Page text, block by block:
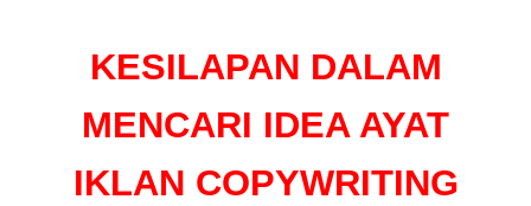
KESILAPAN DALAM
MENCARI IDEA AYAT
IKLAN COPYWRITING